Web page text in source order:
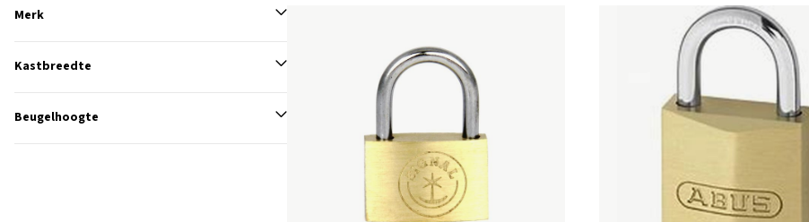
Merk
Kastbreedte
Beugelhoogte